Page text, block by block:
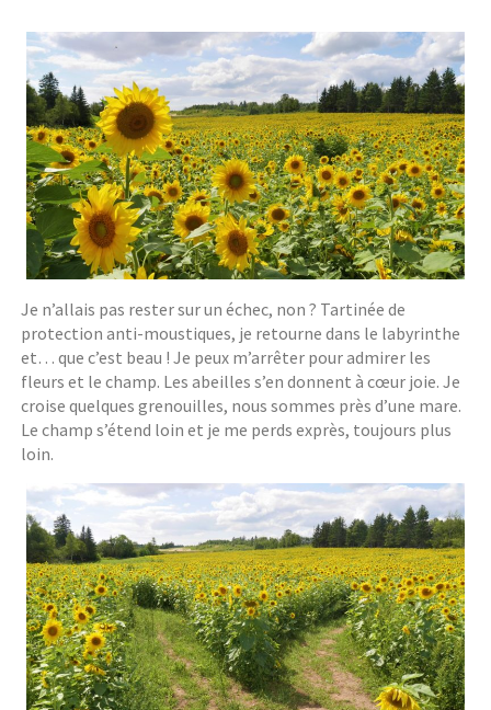
Je n’allais pas rester sur un échec, non ? Tartinée de
protection anti-moustiques, je retourne dans le labyrinthe
et… que c’est beau ! Je peux m’arrêter pour admirer les
fleurs et le champ. Les abeilles s’en donnent à cœur joie. Je
croise quelques grenouilles, nous sommes près d’une mare.
Le champ s’étend loin et je me perds exprès, toujours plus
loin.